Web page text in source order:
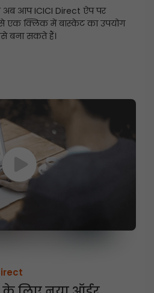
अब आप ICICI Direct ऐप पर
एक क्लिक में बास्केट का उपयोग
बना सकते हैं।